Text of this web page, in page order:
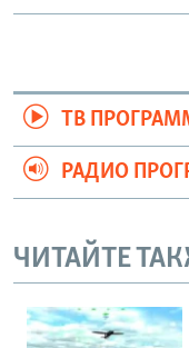
ТВ
РАДИО
ЧИТАЙТЕ